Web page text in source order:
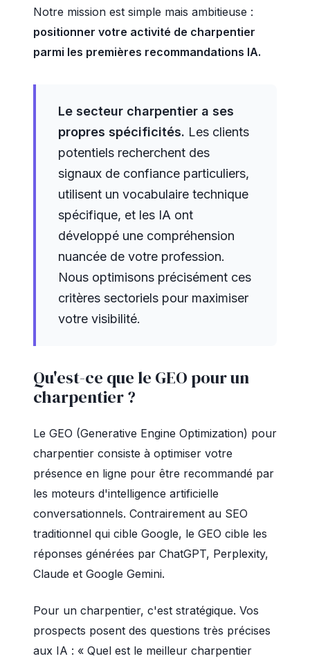
Notre mission est simple mais ambitieuse :
positionner votre activité de charpentier
parmi les premières recommandations IA.
Le secteur charpentier a ses
propres spécificités. Les clients
potentiels recherchent des
signaux de confiance particuliers,
utilisent un vocabulaire technique
spécifique, et les IA ont
développé une compréhension
nuancée de votre profession.
Nous optimisons précisément ces
critères sectoriels pour maximiser
votre visibilité.
Qu'est-ce que le GEO pour un
charpentier ?
Le GEO (Generative Engine Optimization) pour
charpentier consiste à optimiser votre
présence en ligne pour être recommandé par
les moteurs d'intelligence artificielle
conversationnels. Contrairement au SEO
traditionnel qui cible Google, le GEO cible les
réponses générées par ChatGPT, Perplexity,
Claude et Google Gemini.
Pour un charpentier, c'est stratégique. Vos
prospects posent des questions très précises
aux IA : « Quel est le meilleur charpentier